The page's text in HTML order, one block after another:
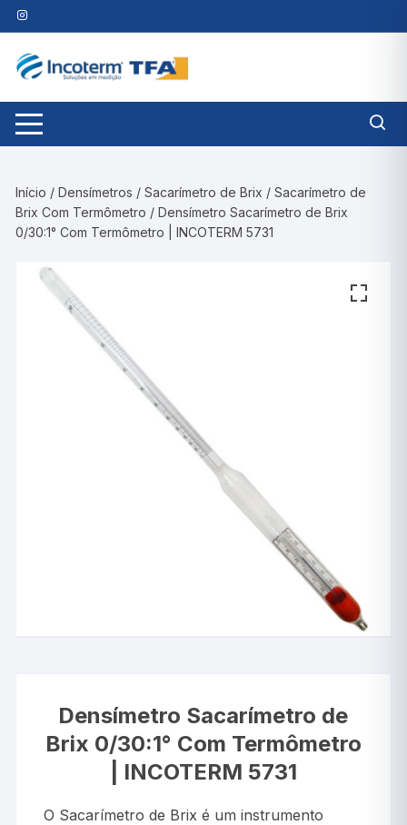
Pular
para
conteúdo
Início /Densímetros /Sacarímetro de Brix /Sacarímetro de
Brix Com Termômetro / Densímetro Sacarímetro de Brix
0/30:1° Com Termômetro | INCOTERM 5731
Densímetro Sacarímetro de
Brix 0/30:1° Com Termômetro
| INCOTERM 5731
O Sacarímetro de Brix é um instrumento